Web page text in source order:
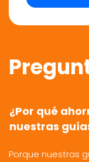
¿Por qué
nuestras
Porque nuestras